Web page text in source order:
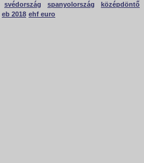
svédország spanyolország
középdöntő
eb 2018 ehf euro